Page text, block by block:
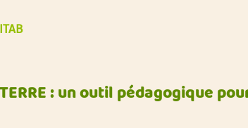
: un outil pédagogique